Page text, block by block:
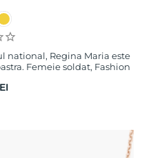
national, Regina Maria este
Femeie soldat, Fashion